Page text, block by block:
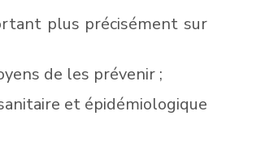
plus précisément sur
de les prévenir ;
et épidémiologique